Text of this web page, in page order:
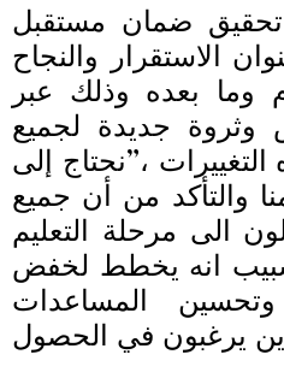
ضمان مستقبل
الاستقرار والنجاح
وما بعده وذلك عبر
جديدة لجميع
التغييرات ،”نحتاج إلى
والتأكد من أن جميع
الى مرحلة التعليم
انه يخطط لخفض
المساعدات
يرغبون في الحصول